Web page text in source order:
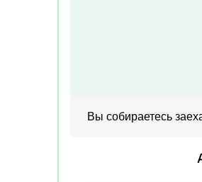
Вы собираетесь